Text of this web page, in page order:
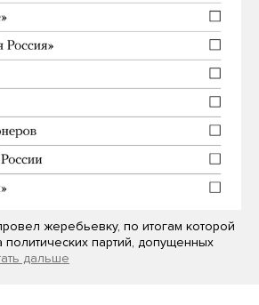
жеребьевку, по итогам которой
партий, допущенных
дальше